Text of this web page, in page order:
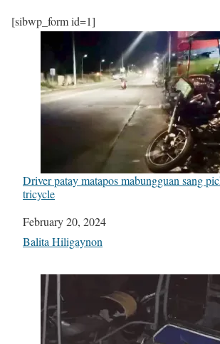
[sibwp_form id=1]
Driver patay matapos mabungguan sang
tricycle
Date
February 20, 2024
In relation to
Balita Hiligaynon